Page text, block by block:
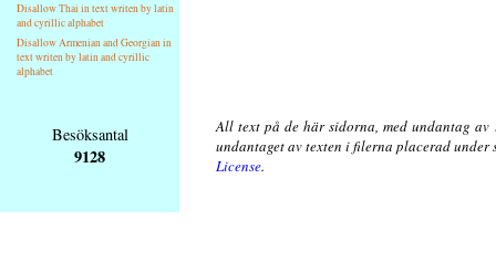
Disallow Thai in text writen by latin
and cyrillic alphabet
Disallow Armenian and Georgian in
text writen by latin and cyrillic
alphabet
Besöksantal
9128
All text på de här sidorna, med undantag av
undantaget av texten i filerna placerad
License.